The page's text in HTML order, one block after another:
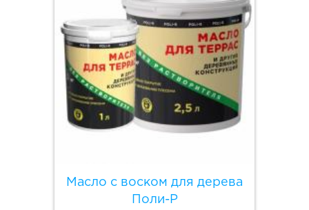
Масло с воском для дерева
Поли-Р